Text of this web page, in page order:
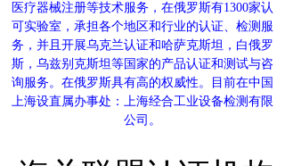
医疗器械注册等技术服务，在俄罗斯有1300家认
可实验室，承担各个地区和行业的认证、检测服
务，并且开展乌克兰认证和哈萨克斯坦，白俄罗
斯，乌兹别克斯坦等国家的产品认证和测试与咨
询服务。在俄罗斯具有高的权威性。目前在中国
上海设直属办事处：上海经合工业设备检测有限
公司。